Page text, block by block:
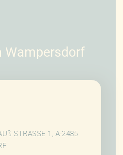
Wampersdorf
STRASSE 1, A-2485